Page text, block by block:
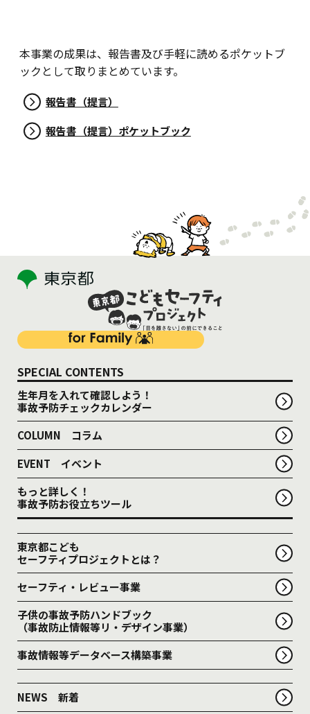
本事業の成果は、報告書及び手軽に読めるポケットブ
ックとして取りまとめています。
報告書（提言）
報告書（提言）ポケットブック
SPECIAL CONTENTS
生年月を入れて確認しよう！
事故予防チェックカレンダー
COLUMN コラム
EVENT イベント
もっと詳しく！
事故予防お役立ちツール
東京都こども
セーフティプロジェクトとは？
セーフティ・レビュー事業
子供の事故予防ハンドブック
（事故防止情報等リ・デザイン事業）
事故情報等データベース構築事業
NEWS 新着